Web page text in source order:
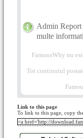
Admin
multe
FamousWhy nu
Tot continutul
Link to this page
To link to this page, copy